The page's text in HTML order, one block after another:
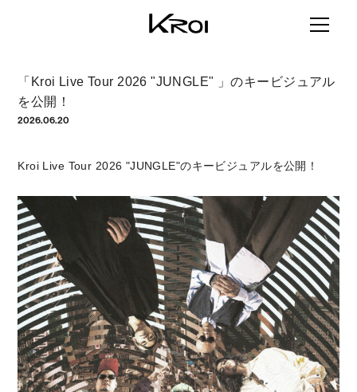
「Kroi Live Tour 2026 "JUNGLE" 」のキービジュアル
を公開！
2026.06.20
Kroi Live Tour 2026 "JUNGLE"のキービジュアルを公開！